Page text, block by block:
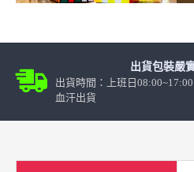
出貨包裝嚴
出貨時間：上班日
血汗出貨